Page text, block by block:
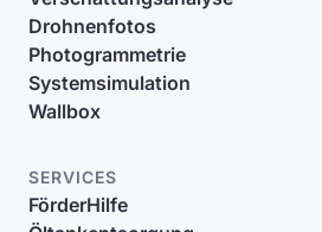
Drohnenfotos
Photogrammetrie
Systemsimulation
Wallbox
SERVICES
FörderHilfe